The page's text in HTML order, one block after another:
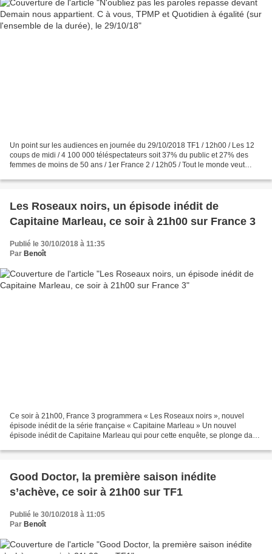
Un point sur les audiences en journée du 29/10/2018 TF1 / 12h00 / Les 12
coups de midi / 4 100 000 téléspectateurs soit 37% du public et 27% des
femmes de moins de 50 ans / 1er France 2 / 12h05 / Tout le monde veut
Les Roseaux noirs, un épisode inédit de
Capitaine Marleau, ce soir à 21h00 sur France 3
Publié le 30/10/2018 à 11:35
Par Benoît
Ce soir à 21h00, France 3 programmera « Les Roseaux noirs », nouvel
épisode inédit de la série française « Capitaine Marleau » Un nouvel
épisode inédit de Capitaine Marleau qui pour cette enquête, se plonge dans
Good Doctor, la première saison inédite
s’achève, ce soir à 21h00 sur TF1
Publié le 30/10/2018 à 11:05
Par Benoît